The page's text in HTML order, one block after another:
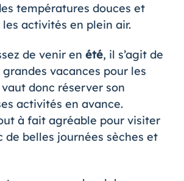
températures douces et
activités en plein air.
de venir en été, il s’agit de
vacances pour les
donc réserver son
activités en avance.
à fait agréable pour visiter
de belles journées sèches et